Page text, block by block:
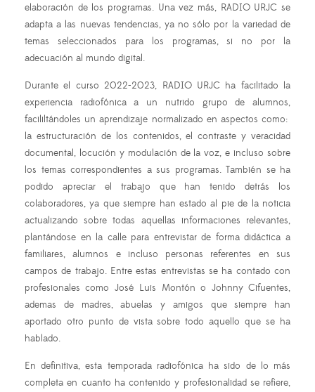
elaboración de los programas. Una vez más, RADIO URJC se
adapta a las nuevas tendencias, ya no sólo por la variedad de
temas seleccionados para los programas, si no por la
adecuación al mundo digital.
Durante el curso 2022-2023, RADIO URJC ha facilitado la
experiencia radiofónica a un nutrido grupo de alumnos,
facililtándoles un aprendizaje normalizado en aspectos como:
la estructuración de los contenidos, el contraste y veracidad
documental, locución y modulación de la voz, e incluso sobre
los temas correspondientes a sus programas. También se ha
podido apreciar el trabajo que han tenido detrás los
colaboradores, ya que siempre han estado al pie de la noticia
actualizando sobre todas aquellas informaciones relevantes,
plantándose en la calle para entrevistar de forma didáctica a
familiares, alumnos e incluso personas referentes en sus
campos de trabajo. Entre estas entrevistas se ha contado con
profesionales como José Luis Montón o Johnny Cifuentes,
ademas de madres, abuelas y amigos que siempre han
aportado otro punto de vista sobre todo aquello que se ha
hablado.
En definitiva, esta temporada radiofónica ha sido de lo más
completa en cuanto ha contenido y profesionalidad se refiere,